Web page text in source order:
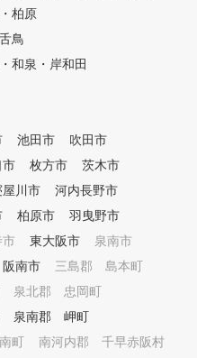
柏原
鳥
和泉・岸和田
池田市
吹田市
市 枚方市
茨木市
屋川市
河内長野市
柏原市
羽曳野市
東大阪市
泉南市
阪南市
三島郡 島本町
泉北郡 忠岡町
泉南郡 岬町
町
南河内郡 千早赤阪村